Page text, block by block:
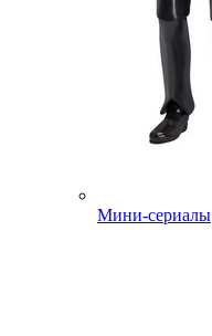
Мини-сериалы